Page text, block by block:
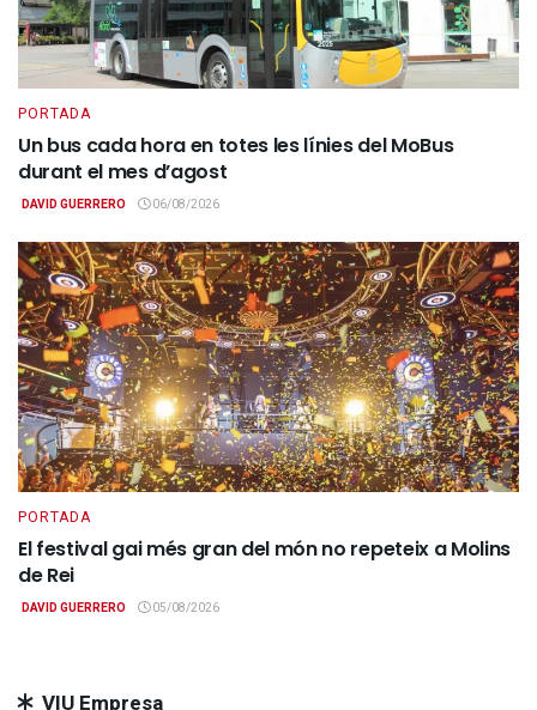
PORTADA
Un bus cada hora en totes les línies del MoBus
durant el mes d’agost
DAVID GUERRERO 06/08/2026
PORTADA
El festival gai més gran del món no repeteix a Molins
de Rei
DAVID GUERRERO 05/08/2026
VIU Empresa